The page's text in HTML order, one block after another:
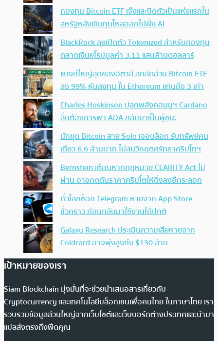
กองทุน Bitcoin ETF เจ๊งและปิดตัวเป็นแห่งแรกใน
สหรัฐหลังเงินทุนไหลออกไปฝั่ง AI
BlackRock ลุยเปิดตัว Tokenized สำหรับกองทุน
ตลาดเงินยุโรปมูลค่า 3.11 แสนล้านดอลลาร์
แบงก์ใหญ่สุดของอิตาลี ลดสัดส่วน Bitcoin ETF
ลง 99% หันลงทุน ใน Ethereum แทนถึง 3 เท่า
Charles Hoskinson ปลุกพลังคอมมูฯ Cardano
ลั่นต้องการพา ADA กลับมาเป็นผู้ชนะ
นักขุด Bitcoin สาย Solo เจอบล็อก รับทรัพย์คน
เดียว 6.6 ล้านบาท ไม่สนวิกฤตศรัทธาคริปโทฯ
Bernstein เตือนหากกฎหมาย CLARITY Act ไม่
ผ่าน อาจกดดันราคาคริปโตให้ดิ่งลงอีกระลอก
ทั่วโลกช็อก Telegram หายจาก App Store
ชั่วคราว ก่อนกลับมาใช้งานได้ปกติ
Galaxy Research ประเมินความเสียหายจาก
Coldcard อาจพุ่งสูงถึง $130 ล้าน
เป้าหมายของเรา
Siam Blockchain มุ่งมั่นที่จะช่วยนำเสนอสารเกี่ยวกับ
Cryptocurrency และเทคโนโลยีบล็อกเชนเพื่อคนไทย ในภาษาไทย เรา
รวบรวมข้อมูลส่วนใหญ่จากเว็บไซต์และเว็บบอร์ดต่างประเทศและนำมา
แปลส่งตรงถึงฟีดคุณ